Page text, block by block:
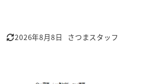
更新日
2026年8月8日
著
さつまスタッフ